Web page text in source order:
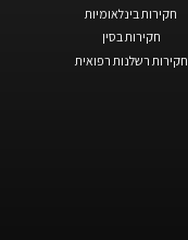
חקירות בינלאומיות
חקירות בסין
חקירות רשלנות רפואית